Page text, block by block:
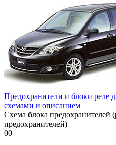
Предохранители и блоки реле
схемами и описанием
Схема блока предохранителей
предохранителей)
00